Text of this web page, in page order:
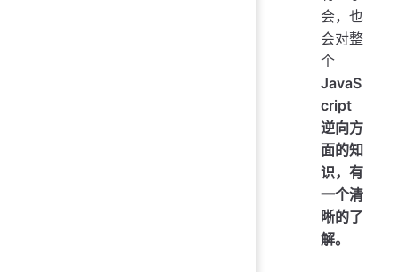
会，也
会对整
个
JavaS
cript
逆向方
面的知
识，有
一个清
晰的了
解。